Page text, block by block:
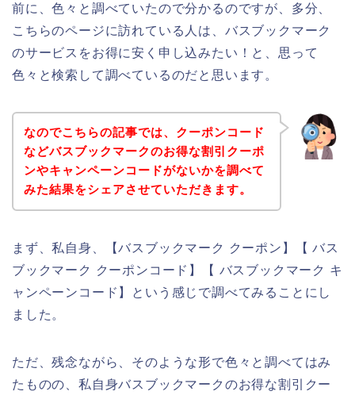
前に、色々と調べていたので分かるのですが、多分、
こちらのページに訪れている人は、バスブックマーク
のサービスをお得に安く申し込みたい！と、思って
色々と検索して調べているのだと思います。
なのでこちらの記事では、クーポンコード
などバスブックマークのお得な割引クーポ
ンやキャンペーンコードがないかを調べて
みた結果をシェアさせていただきます。
まず、私自身、【バスブックマーク クーポン】【 バス
ブックマーク クーポンコード】【 バスブックマーク キ
ャンペーンコード】という感じで調べてみることにし
ました。
ただ、残念ながら、そのような形で色々と調べてはみ
たものの、私自身バスブックマークのお得な割引クー